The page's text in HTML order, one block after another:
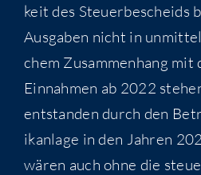
keit des Steu­er­be­scheids
Aus­ga­ben nicht in
chem Zusam­men­hang
Ein­nah­men ab 2022
ent­stan­den durch den
ik­an­la­ge in den Jah­ren
wären auch ohne die